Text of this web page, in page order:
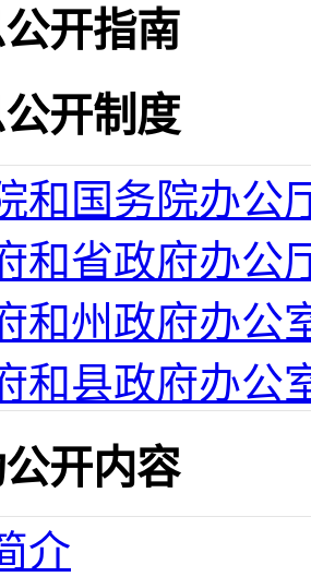
开指南
开制度
和国务院办公
和省政府办公
和州政府办公
和县政府办公
开内容
介